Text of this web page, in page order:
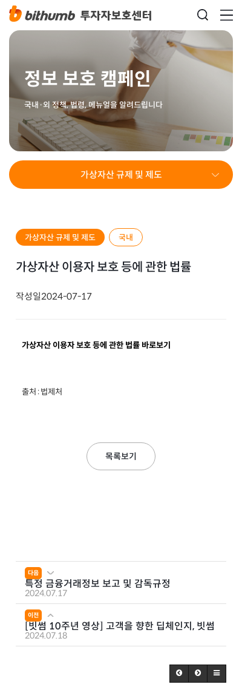
정보 보호 캠페인
국내·외 정책, 법령, 메뉴얼을 알려드립니다
가상자산 규제 및 제도
가상자산 규제 및 제도 국내
가상자산 이용자 보호 등에 관한 법률
작성일2024-07-17
가상자산 이용자 보호 등에 관한 법률 바로보기
출처 : 법제처
목록보기
다음
특정 금융거래정보 보고 및 감독규정
2024.07.17
이전
[빗썸 10주년 영상] 고객을 향한 딥체인지, 빗썸
2024.07.18